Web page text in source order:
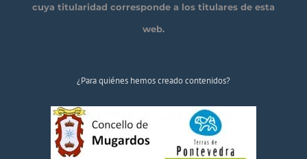
cuya titularidad corresponde a los titulares de esta
web.
¿Para quiénes hemos creado contenidos?